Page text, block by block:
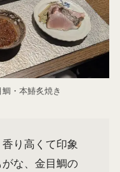
・本鰆炙焼き
り高くて印象
な、金目鯛の